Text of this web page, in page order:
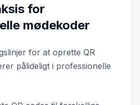
for
mødekoder
for at oprette QR
pålideligt i professionelle